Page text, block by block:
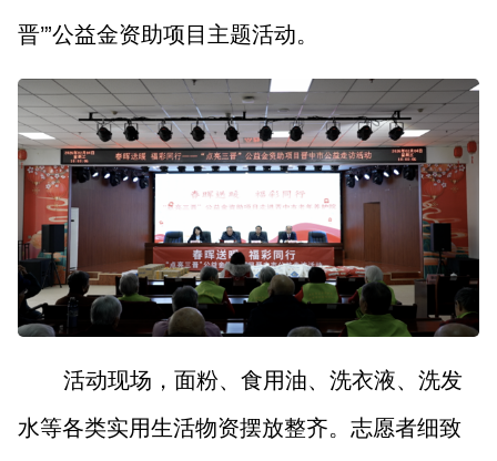
行业频道
教育 法治 三农
晋’”公益金资助项目主题活动。
活动现场，面粉、食用油、洗衣液、洗发
水等各类实用生活物资摆放整齐。志愿者细致